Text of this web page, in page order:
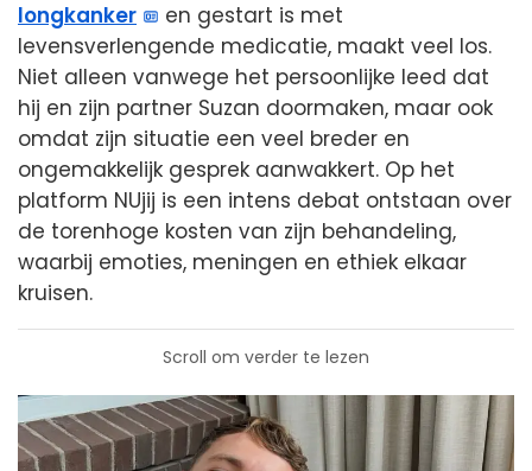
longkanker
en gestart is met
levensverlengende medicatie, maakt veel los.
Niet alleen vanwege het persoonlijke leed dat
hij en zijn partner Suzan doormaken, maar ook
omdat zijn situatie een veel breder en
ongemakkelijk gesprek aanwakkert. Op het
platform NUjij is een intens debat ontstaan over
de torenhoge kosten van zijn behandeling,
waarbij emoties, meningen en ethiek elkaar
kruisen.
Scroll om verder te lezen